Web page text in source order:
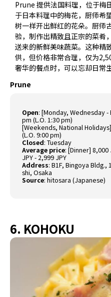
Prune 提供法国料理，位于梅
于日本料理中的梅花，厨师希
树一样开出鲜红的花朵。厨师
验，制作出精致且正宗的菜肴
送来的新鲜美味蔬菜。这种精
供，但价格非常合理，仅为
奢华的餐点时，可以忘却日常
Prune
Open: [Monday, Wednesday -
pm (L.O. 1:30 pm)
[Weekends, National
(L.O. 9:00 pm)
Closed: Tuesday
Average price: [Dinner] 8,000
JPY - 2,999 JPY
Address: B1F, Bingoya
shi, Osaka
Source:hitosara (Japanese)
6. KOHOKU